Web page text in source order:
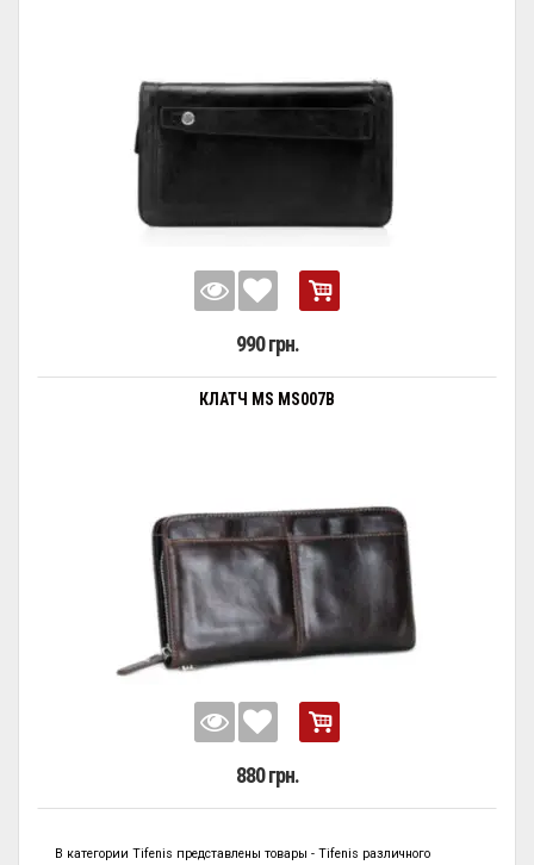
990 грн.
КЛАТЧ MS MS007B
880 грн.
В категории Tifenis представлены товары - Tifenis различного